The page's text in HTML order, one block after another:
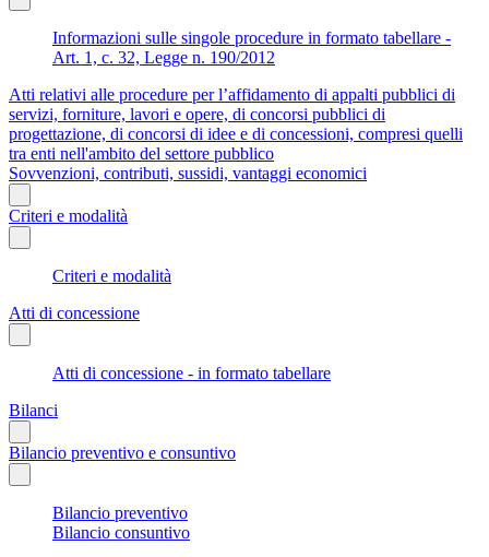
Informazioni sulle singole procedure in formato tabellare -
Art. 1, c. 32, Legge n. 190/2012
Atti relativi alle procedure per l’affidamento di appalti pubblici di
servizi, forniture, lavori e opere, di concorsi pubblici di
progettazione, di concorsi di idee e di concessioni, compresi quelli
tra enti nell'ambito del settore pubblico
Sovvenzioni, contributi, sussidi, vantaggi economici
Criteri e modalità
Criteri e modalità
Atti di concessione
Atti di concessione - in formato tabellare
Bilanci
Bilancio preventivo e consuntivo
Bilancio preventivo
Bilancio consuntivo